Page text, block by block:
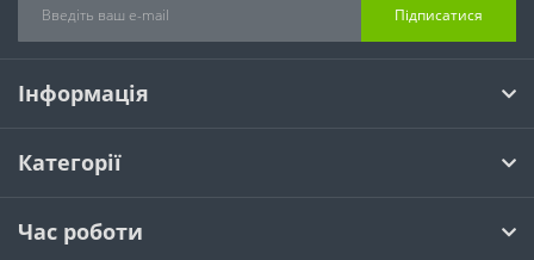
Підписатися
Інформація
Категорії
Час роботи